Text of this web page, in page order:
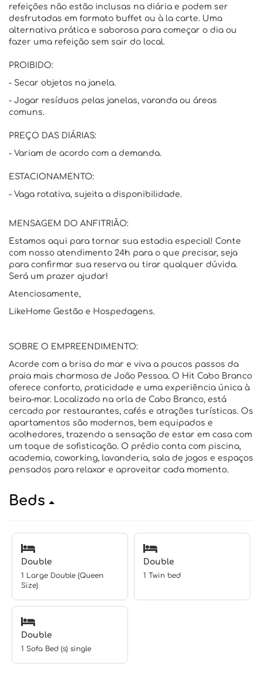
refeições não estão inclusas na diária e podem ser
desfrutadas em formato buffet ou à la carte. Uma
alternativa prática e saborosa para começar o dia ou
fazer uma refeição sem sair do local.
PROIBIDO:
- Secar objetos na janela.
- Jogar resíduos pelas janelas, varanda ou áreas
comuns.
PREÇO DAS DIÁRIAS:
- Variam de acordo com a demanda.
ESTACIONAMENTO:
- Vaga rotativa, sujeita a disponibilidade.
MENSAGEM DO ANFITRIÃO:
Estamos aqui para tornar sua estadia especial! Conte
com nosso atendimento 24h para o que precisar, seja
para confirmar sua reserva ou tirar qualquer dúvida.
Será um prazer ajudar!
Atenciosamente,
LikeHome Gestão e Hospedagens.
SOBRE O EMPREENDIMENTO:
Acorde com a brisa do mar e viva a poucos passos da
praia mais charmosa de João Pessoa. O Hit Cabo Branco
oferece conforto, praticidade e uma experiência única à
beira-mar. Localizado na orla de Cabo Branco, está
cercado por restaurantes, cafés e atrações turísticas. Os
apartamentos são modernos, bem equipados e
acolhedores, trazendo a sensação de estar em casa com
um toque de sofisticação. O prédio conta com piscina,
academia, coworking, lavanderia, sala de jogos e espaços
pensados para relaxar e aproveitar cada momento.
Beds
Double
1 Large Double (Queen
Size)
Double
1 Twin bed
Double
1 Sofa Bed (s) single